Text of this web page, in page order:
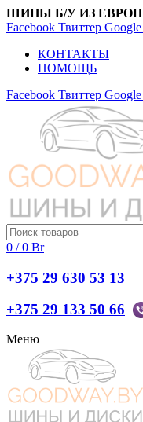
ШИНЫ Б/У ИЗ
Facebook Твиттер Google
КОНТАКТЫ
ПОМОЩЬ
Facebook Твиттер Google
0 / 0 Br
+375 29 630 53 13
+375 29 133 50 66
Меню